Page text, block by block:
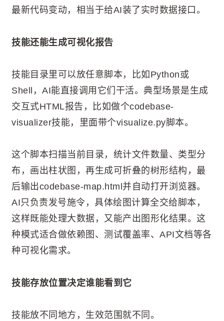
最新代码变动，相当于给AI装了实时数据接口。
技能还能生成可视化报告
技能目录里可以放任意脚本，比如Python或
Shell，AI能直接调用它们干活。典型场景是生成
交互式HTML报告，比如做个codebase-
visualizer技能，里面带个visualize.py脚本。
这个脚本扫描当前目录，统计文件数量、类型分
布，画出柱状图，再生成可折叠的树形结构，最
后输出codebase-map.html并自动打开浏览器。
AI只负责发号施令，具体绘图计算全交给脚本，
这样既能处理大数据，又能产出图形化结果。这
种模式适合做依赖图、测试覆盖率、API文档等各
种可视化需求。
技能存放位置决定谁能看到它
技能放不同地方，生效范围就不同。